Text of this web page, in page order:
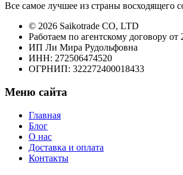
Все самое лучшее из страны восходящего
© 2026 Saikotrade CO, LTD
Работаем по агентскому договору
ИП Ли Мира Рудольфовна
ИНН: 272506474520
ОГРНИП: 322272400018433
Меню сайта
Главная
Блог
О нас
Доставка и оплата
Контакты